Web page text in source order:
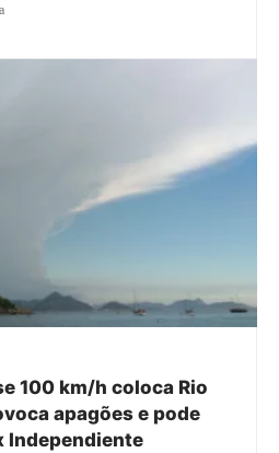
100 km/h coloca Rio
apagões e pode
Independiente